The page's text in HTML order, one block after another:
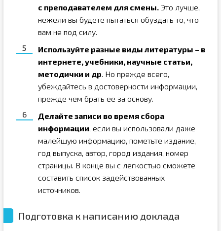
с преподавателем для смены.Это лучше,
нежели вы будете пытаться обуздать то, что
вам не под силу.
Используйте разные виды литературы – в
интернете, учебники, научные статьи,
методички и др. Но прежде всего,
убеждайтесь в достоверности информации,
прежде чем брать ее за основу.
Делайте записи во время сбора
информации, если вы использовали даже
малейшую информацию, пометьте издание,
год выпуска, автор, город издания, номер
страницы. В конце вы с легкостью сможете
составить список задействованных
источников.
Подготовка к написанию доклада